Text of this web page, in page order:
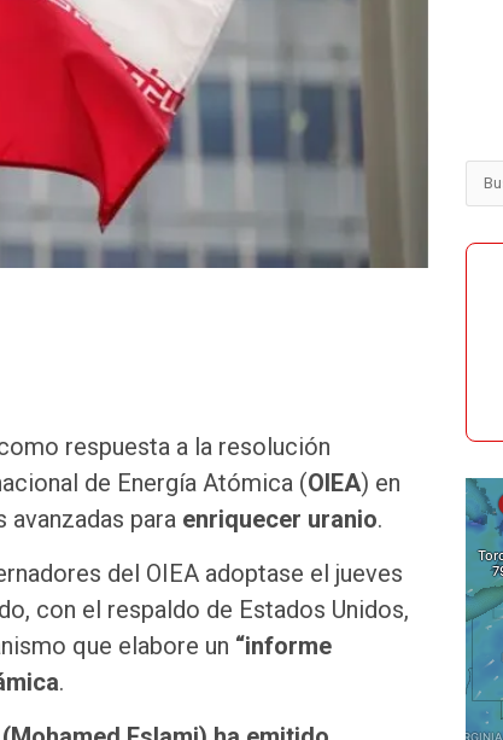
respuesta a la resolución
de Energía Atómica (OIEA) en
para enriquecer uranio.
del OIEA adoptase el jueves
con el respaldo de Estados Unidos,
que elabore un “informe
.